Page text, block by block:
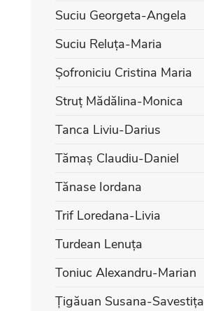
Suciu Georgeta-Angela
Suciu Reluța-Maria
Șofroniciu Cristina Maria
Struț Mădălina-Monica
Tanca Liviu-Darius
Tămaș Claudiu-Daniel
Tănase Iordana
Trif Loredana-Livia
Turdean Lenuța
Toniuc Alexandru-Marian
Țigăuan Susana-Savestița